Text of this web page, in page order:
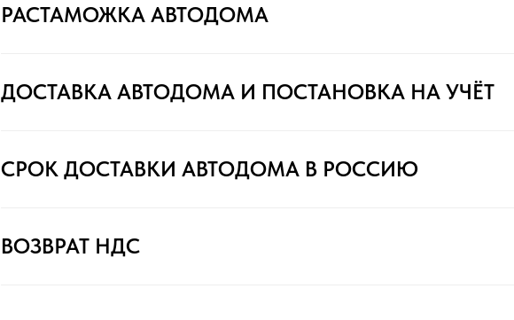
РАСТАМОЖКА АВТОДОМА
ДОСТАВКА АВТОДОМА И ПОСТАНОВКА НА УЧЁТ
СРОК ДОСТАВКИ АВТОДОМА В РОССИЮ
ВОЗВРАТ НДС